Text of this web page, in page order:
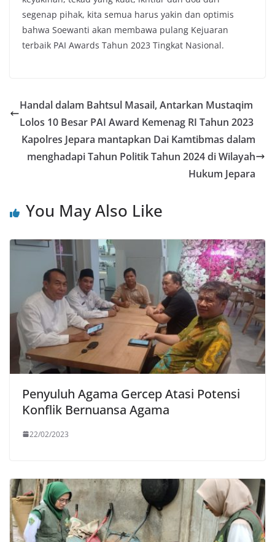
segenap pihak, kita semua harus yakin dan optimis
bahwa Soewanti akan membawa pulang Kejuaran
terbaik PAI Awards Tahun 2023 Tingkat Nasional.
Handal dalam Bahtsul Masail, Antarkan Mustaqim
Lolos 10 Besar PAI Award Kemenag RI Tahun 2023
Kapolres Jepara mantapkan Dai Kamtibmas dalam
menghadapi Tahun Politik Tahun 2024 di Wilayah
Hukum Jepara
You May Also Like
Penyuluh Agama Gercep Atasi Potensi
Konflik Bernuansa Agama
22/02/2023